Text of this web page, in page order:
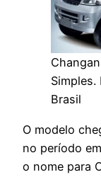
Simples.
Brasil
O modelo
no período
o nome para